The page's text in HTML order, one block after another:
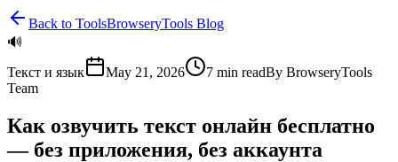
Back to ToolsBrowseryTools Blog
🔊
Текст и язык
May 21, 2026 7 min readBy BrowseryTools
Team
Как озвучить текст онлайн бесплатно
— без приложения, без аккаунта